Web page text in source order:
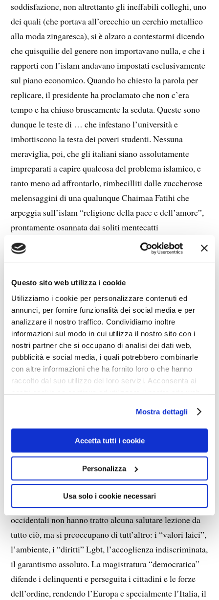
Questo sito web utilizza i cookie
Utilizziamo i cookie per personalizzare contenuti ed
annunci, per fornire funzionalità dei social media e per
analizzare il nostro traffico. Condividiamo inoltre
informazioni sul modo in cui utilizza il nostro sito con i
nostri partner che si occupano di analisi dei dati web,
pubblicità e social media, i quali potrebbero combinarle
con altre informazioni che ha fornito loro o che hanno
raccolto dal suo utilizzo dei loro servizi. Acconsenta ai
nostri cookie se continua ad utilizzare il nostro sito web.
Mostra dettagli
Accetta tutti i cookie
Personalizza
Usa solo i cookie necessari
soddisfazione, non altrettanto gli ineffabili colleghi, uno
dei quali (che portava all’orecchio un cerchio metallico
alla moda zingaresca), si è alzato a contestarmi dicendo
che quisquilie del genere non importavano nulla, e che i
rapporti con l’islam andavano impostati esclusivamente
sul piano economico. Quando ho chiesto la parola per
replicare, il presidente ha proclamato che non c’era
tempo e ha chiuso bruscamente la seduta. Queste sono
dunque le teste di … che infestano l’università e
imbottiscono la testa dei poveri studenti. Nessuna
meraviglia, poi, che gli italiani siano assolutamente
impreparati a capire qualcosa del problema islamico, e
tanto meno ad affrontarlo, rimbecilliti dalle zuccherose
melensaggini di una qualunque Chaimaa Fatihi che
arpeggia sull’islam “religione della pace e dell’amore”,
prontamente osannata dai soliti mentecatti
politicamente corretti.
Corano, evidenziandone il carattere di cocktail, di cui il
“profeta” Maometto è stato il barman che, agitando lo
shaker ha combinato un intruglio di superficiali
conoscenze di ebraismo, di Cristianesimo deragliato in
salsa eretica marcionitica (l’eresiarca Marcione
propugnava la totale incompatibilità tra Antico e Nuovo
Testamento) e vecchie credenze pagane, il tutto mirato
alla conquista del potere con la violenza. Ma oggi un
di massa di giovani maschi islamici tutt’altro che
profughi, finanziata dai ricchissimi paesi arabi
petroliferi. Nessun segreto: il presidente algerino Houari
Boumedienne annunciò minacciosamente all’ONU il 10
aprile 1974 che milioni di uomini dal sud del mondo
avrebbero invaso l’emisfero settentrionale non come
amici ma per conquistarlo con la loro virilità. I beoti
occidentali non hanno tratto alcuna salutare lezione da
tutto ciò, ma si preoccupano di tutt’altro: i “valori laici”,
l’ambiente, i “diritti” Lgbt, l’accoglienza indiscriminata,
il garantismo assoluto. La magistratura “democratica”
difende i delinquenti e perseguita i cittadini e le forze
dell’ordine, rendendo l’Europa e specialmente l’Italia, il